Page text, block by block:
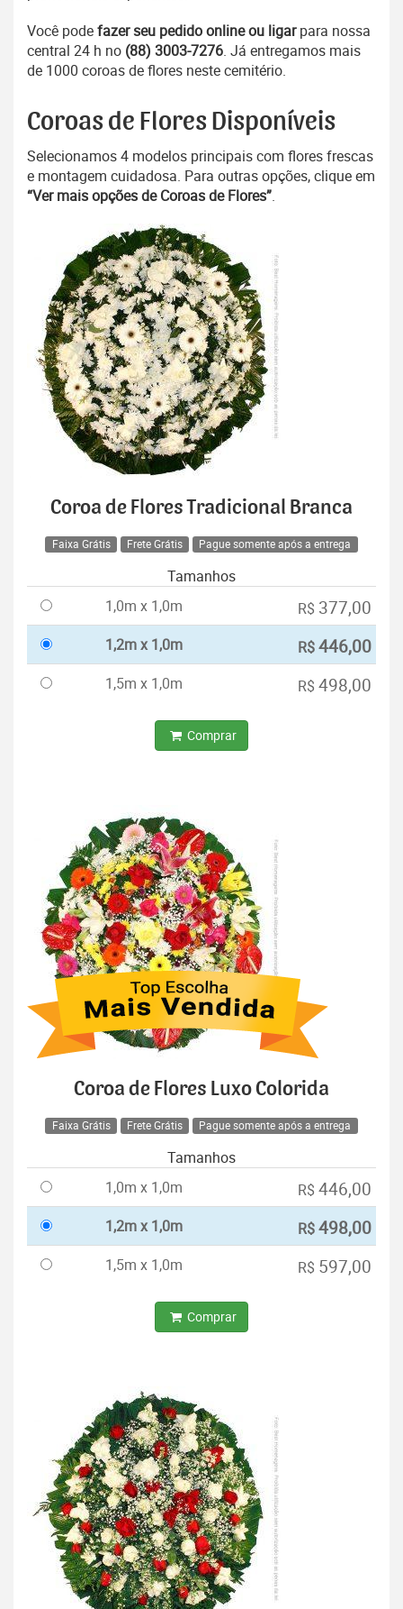
Você podefazer seu pedido online ou ligarpara nossa
central 24 h no (88) 3003-7276. Já entregamos mais
de 1000 coroas de flores neste cemitério.
Coroas de Flores Disponíveis
Selecionamos 4 modelos principais com flores frescas
e montagem cuidadosa. Para outras opções, clique em
“Ver mais opções de Coroas de Flores”.
Coroa de Flores Tradicional Branca
Faixa Grátis Frete Grátis Pague somente após a entrega
Tamanhos
1,0m x 1,0m
R$ 377,00
1,2m x 1,0m R$446,00
1,5m x 1,0m R$ 498,00
Comprar
Coroa de Flores Luxo Colorida
Faixa Grátis Frete Grátis Pague somente após a entrega
Tamanhos
1,0m x 1,0m
R$ 446,00
1,2m x 1,0m R$498,00
1,5m x 1,0m R$ 597,00
Comprar